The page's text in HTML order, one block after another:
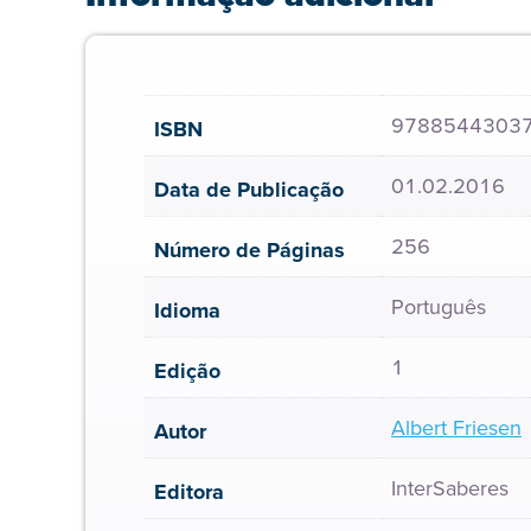
ISBN
Data de Publicação 01.02.2016
Número de Páginas 256
Idioma Português
Edição 1
Autor Albert Friesen
Editora InterSaberes